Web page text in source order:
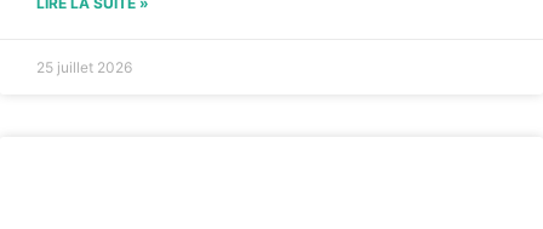
25 juillet 2026